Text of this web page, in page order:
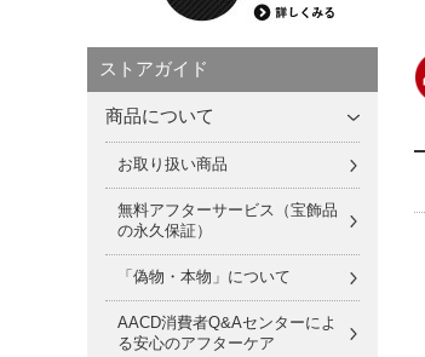
ストアガイド
商品について
お取り扱い商品
無料アフターサービス（宝飾品
の永久保証）
「偽物・本物」について
AACD消費者Q&Aセンターによ
る安心のアフターケア